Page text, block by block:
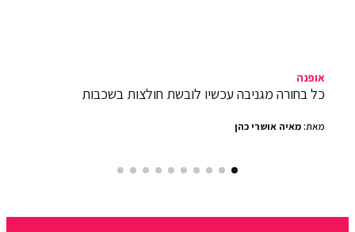
אופנה
כל בחורה מגניבה עכשיו לובשת חולצות בשכבות
מאת:מאיה אושרי כהן